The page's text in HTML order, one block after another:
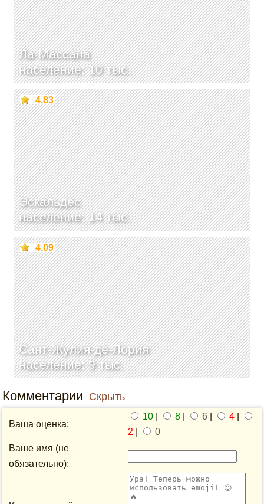
Ла-Массана
население: 10 тыс.
Эскальдес
население: 14 тыс.
4.83
Сант-Жулия-де-Лория
население: 9 тыс.
4.09
Комментарии Скрыть
Ваша оценка:
10 8 6 4
2
0
Ваше имя (не
обязательно):